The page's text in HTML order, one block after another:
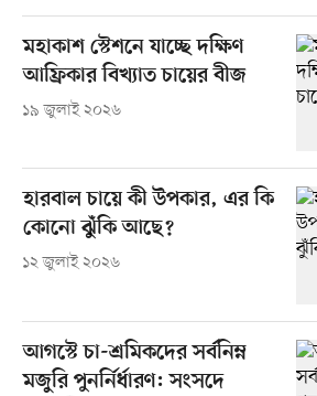
মহাকাশ স্টেশনে যাচ্ছে দক্ষিণ
আফ্রিকার বিখ্যাত চায়ের বীজ
১৯ জুলাই ২০২৬
হারবাল চায়ে কী উপকার, এর কি
কোনো ঝুঁকি আছে?
১২ জুলাই ২০২৬
আগস্টে চা-শ্রমিকদের সর্বনিম্ন
মজুরি পুনর্নির্ধারণ: সংসদে